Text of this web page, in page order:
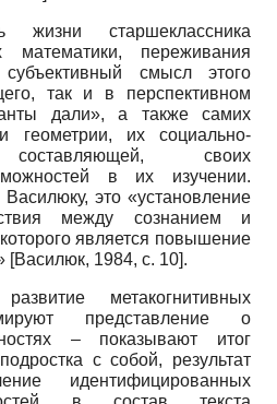
жизни старшеклассника
математики, переживания
смысл этого
так и в перспективном
дали», а также самих
геометрии, их социально-
составляющей, своих
в их изучении.
это «установление
между сознанием и
является повышение
[Василюк, 1984, c. 10].
метакогнитивных
представление о
– показывают итог
с собой, результат
идентифицированных